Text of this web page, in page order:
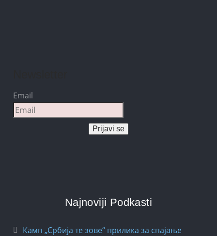
Email
Prijavi se
Najnoviji Podkasti
Камп „Србија те зове“ прилика за спајање